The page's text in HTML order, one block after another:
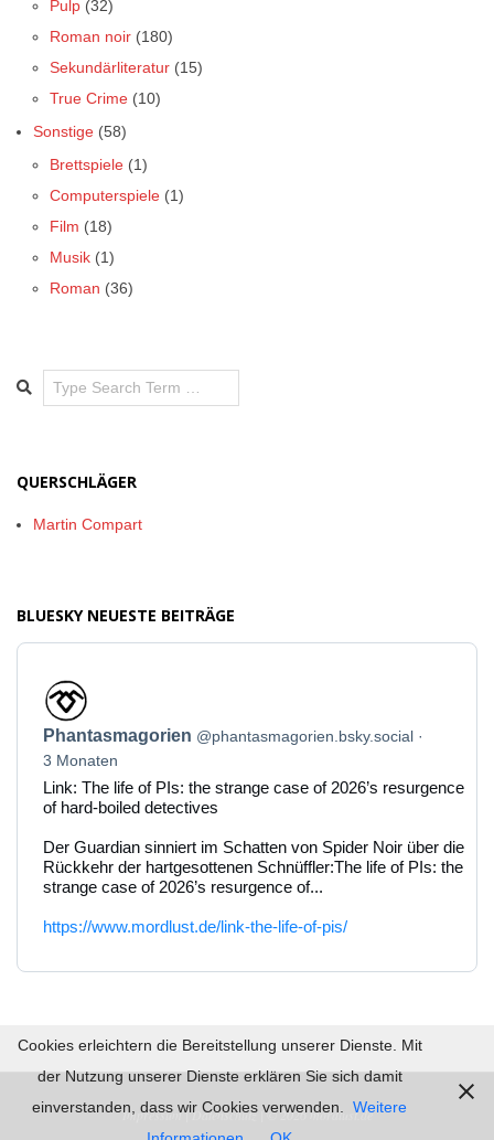
Pulp (32)
Roman noir (180)
Sekundärliteratur (15)
True Crime (10)
Sonstige (58)
Brettspiele (1)
Computerspiele (1)
Film (18)
Musik (1)
Roman (36)
Search
QUERSCHLÄGER
Martin Compart
BLUESKY NEUESTE BEITRÄGE
Beitrag
von
Phantasmagorien
auf
Bluesky
ansehen
Phantasmagorien @phantasmagorien.bsky.social
3 Monaten
Link: The life of PIs: the strange case of 2026’s resurgence
of hard-boiled detectives
Der Guardian sinniert im Schatten von Spider Noir über die
Rückkehr der hartgesottenen Schnüffler:The life of PIs: the
strange case of 2026’s resurgence of...
https://www.mordlust.de/link-the-life-of-pis/
Impressum |Datenschutz | © 2026mordlust.de
Cookies erleichtern die Bereitstellung unserer Dienste. Mit
der Nutzung unserer Dienste erklären Sie sich damit
einverstanden, dass wir Cookies verwenden.
Weitere